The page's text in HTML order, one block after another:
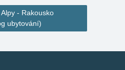
- Rakousko
ubytování)